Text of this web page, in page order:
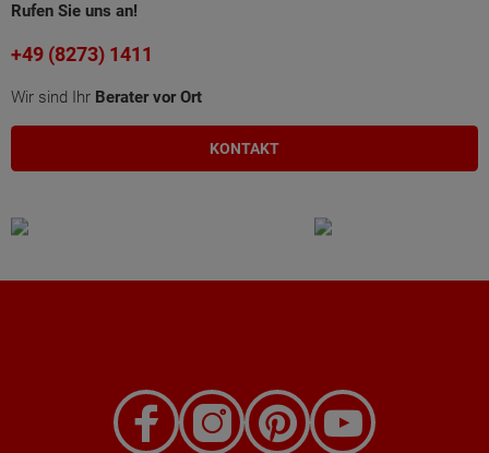
Rufen Sie uns an!
+49 (8273) 1411
Wir sind Ihr Berater vor Ort
KONTAKT